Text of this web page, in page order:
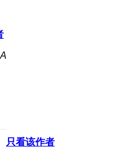
只看该作者